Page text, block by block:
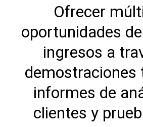
Ofrecer
oportunidades
ingresos a
demostraciones
informes de
clientes y